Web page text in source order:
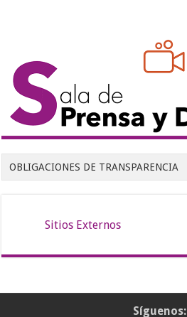
OBLIGACIONES DE TRANSPARENCIA
Sitios Externos
Síguenos: